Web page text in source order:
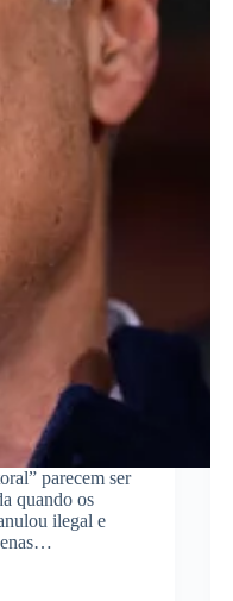
parecem ser
quando os
ilegal e